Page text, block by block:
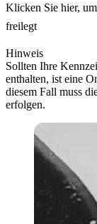
Klicken Sie hier,
freilegt
Hinweis
Sollten Ihre
enthalten, ist eine
diesem Fall muss
erfolgen.